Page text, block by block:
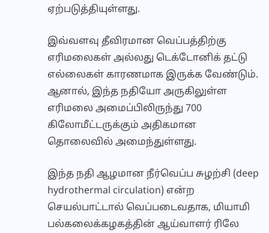
ஏற்படுத்தியுள்ளது.
இவ்வளவு தீவிரமான வெப்பத்திற்கு
எரிமலைகள் அல்லது டெக்டோனிக் தட்டு
எல்லைகள் காரணமாக இருக்க வேண்டும்.
ஆனால், இந்த நதியோ அருகிலுள்ள
எரிமலை அமைப்பிலிருந்து 700
கிலோமீட்டருக்கும் அதிகமான
தொலைவில் அமைந்துள்ளது.
இந்த நதி ஆழமான நீர்வெப்ப சுழற்சி (deep
hydrothermal circulation) என்ற
செயல்பாட்டால் வெப்படைவதாக, மியாமி
பல்கலைக்கழகத்தின் ஆய்வாளர் ரிலே